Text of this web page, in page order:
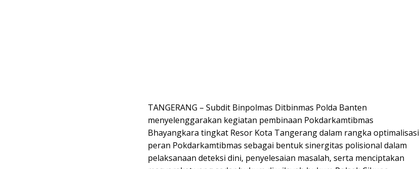
TANGERANG – Subdit Binpolmas Ditbinmas Polda Banten
menyelenggarakan kegiatan pembinaan Pokdarkamtibmas
Bhayangkara tingkat Resor Kota Tangerang dalam rangka optimalisasi
peran Pokdarkamtibmas sebagai bentuk sinergitas polisional dalam
pelaksanaan deteksi dini, penyelesaian masalah, serta menciptakan